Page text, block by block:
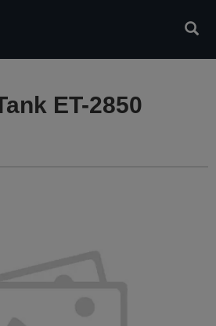
ET-2850